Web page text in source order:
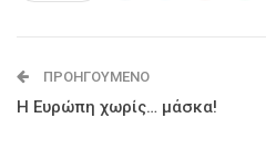
ΠΡΟΗΓΟΎΜΕΝΟ
Η Ευρώπη χωρίς… μάσκα!